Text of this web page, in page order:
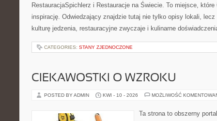
RestauracjaSpichlerz i Restauracje na Świecie. To miejsce, które
inspirację. Odwiedzający znajdzie tutaj nie tylko opisy lokali,
kulturę jedzenia, restauracyjne zwyczaje i kulinarne
CATEGORIES: STANY ZJEDNOCZONE
CIEKAWOSTKI O WZROKU
POSTED BY ADMIN KWI - 10 - 2026 MOŻLIWOŚĆ
Ta strona to obszerny